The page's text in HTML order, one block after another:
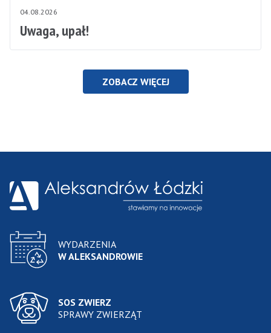
04.08.2026
Uwaga, upał!
ZOBACZ WIĘCEJ
WYDARZENIA
W ALEKSANDROWIE
SOS ZWIERZ
SPRAWY ZWIERZĄT